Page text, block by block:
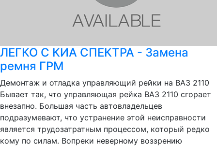
ЛЕГКО С КИА СПЕКТРА - Замена
ремня ГРМ
Демонтаж и отладка управляющий рейки на ВАЗ 2110
Бывает так, что управляющая рейка ВАЗ 2110 сгорает
внезапно. Большая часть автовладельцев
подразумевают, что устранение этой неисправности
является трудозатратным процессом, который редко
кому по силам. Вопреки неверному воззрению